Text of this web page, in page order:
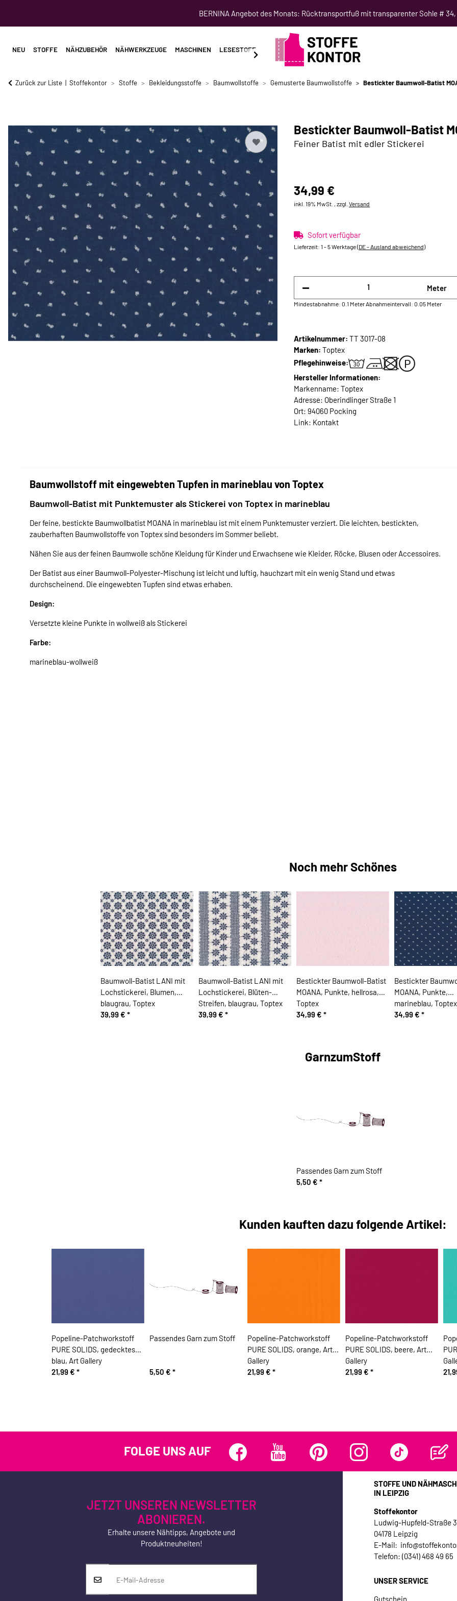
BERNINA Angebot des Monats: Rücktransportfuß mit transparenter Sohle # 34,
NEU STOFFE NÄHZUBEHÖR NÄHWERKZEUGE MASCHINEN LESESTOFF SCHNITTMUSTER NÄHKURSE
Zurück zur Liste Stoffekontor Stoffe Bekleidungsstoffe Baumwollstoffe Gemusterte Baumwollstoffe Bestickter Baumwoll-Batist
Bestickter Baumwoll-Batist
Feiner Batist mit edler Stickerei
34,99 €
inkl. 19% MwSt. , zzgl. Versand
Sofort verfügbar
Lieferzeit: 1 - 5 Werktage(DE - Ausland abweichend)
Meter
Mindestabnahme: 0.1 MeterAbnahmeintervall: 0.05 Meter
Artikelnummer: TT 3017-08
Marken: Toptex
Pflegehinweise:
Hersteller Informationen:
Markenname: Toptex
Adresse: Oberindlinger Straße 1
Ort: 94060 Pocking
Link: Kontakt
Baumwollstoff mit eingewebten Tupfen in marineblau von Toptex
Baumwoll-Batist mit Punktemuster als Stickerei von Toptex in marineblau
Der feine, bestickte Baumwollbatist MOANA in marineblau ist mit einem Punktemuster verziert. Die leichten, bestickten,
zauberhaften Baumwollstoffe von Toptex sind besonders im Sommer beliebt.
Nähen Sie aus der feinen Baumwolle schöne Kleidung für Kinder und Erwachsene wie Kleider, Röcke, Blusen oder Accessoires.
Der Batist aus einer Baumwoll-Polyester-Mischung ist leicht und luftig, hauchzart mit ein wenig Stand und etwas
durchscheinend. Die eingewebten Tupfen sind etwas erhaben.
Design:
Versetzte kleine Punkte in wollweiß als Stickerei
Farbe:
marineblau-wollweiß
Noch mehr Schönes
Baumwoll-Batist LANI mit
Lochstickerei, Blumen,
blaugrau, Toptex
39,99 € *
Baumwoll-Batist LANI mit
Lochstickerei, Blüten-
Streifen, blaugrau, Toptex
39,99 € *
Bestickter Baumwoll-Batist
MOANA, Punkte, hellrosa,
Toptex
34,99 € *
Bestickter
MOANA, Punkte,
marineblau, Toptex
34,99 € *
GarnzumStoff
Passendes Garn zum Stoff
5,50 € *
Kunden kauften dazu folgende Artikel:
Popeline-Patchworkstoff
PURE SOLIDS, gedecktes
blau, Art Gallery
21,99 € *
Passendes Garn zum Stoff
5,50 € *
Popeline-Patchworkstoff
PURE SOLIDS, orange, Art
Gallery
21,99 € *
Popeline-Patchworkstoff
PURE SOLIDS, beere, Art
Gallery
21,99 € *
FOLGE UNS AUF
JETZT UNSEREN NEWSLETTER
ABONIEREN.
Erhalte unsere Nähtipps, Angebote und
Produktneuheiten!
STOFFE UND
IN LEIPZIG
Stoffekontor
Ludwig-Hupfeld-Straße
04178 Leipzig
E-Mail:
Telefon: (0341) 468 49 65
UNSER SERVICE
Gutschein